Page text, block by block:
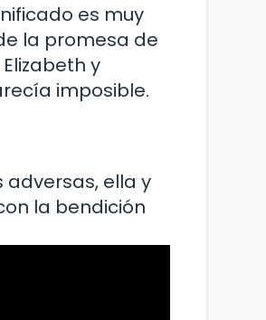
es muy
la promesa de
y
imposible.
adversas, ella y
la bendición